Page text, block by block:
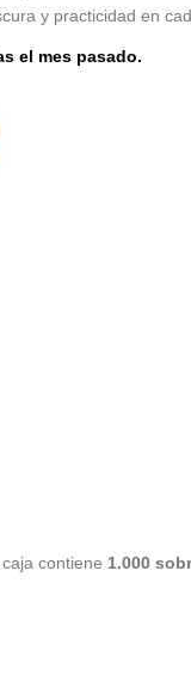
y practicidad en
el mes pasado.
contiene 1.000